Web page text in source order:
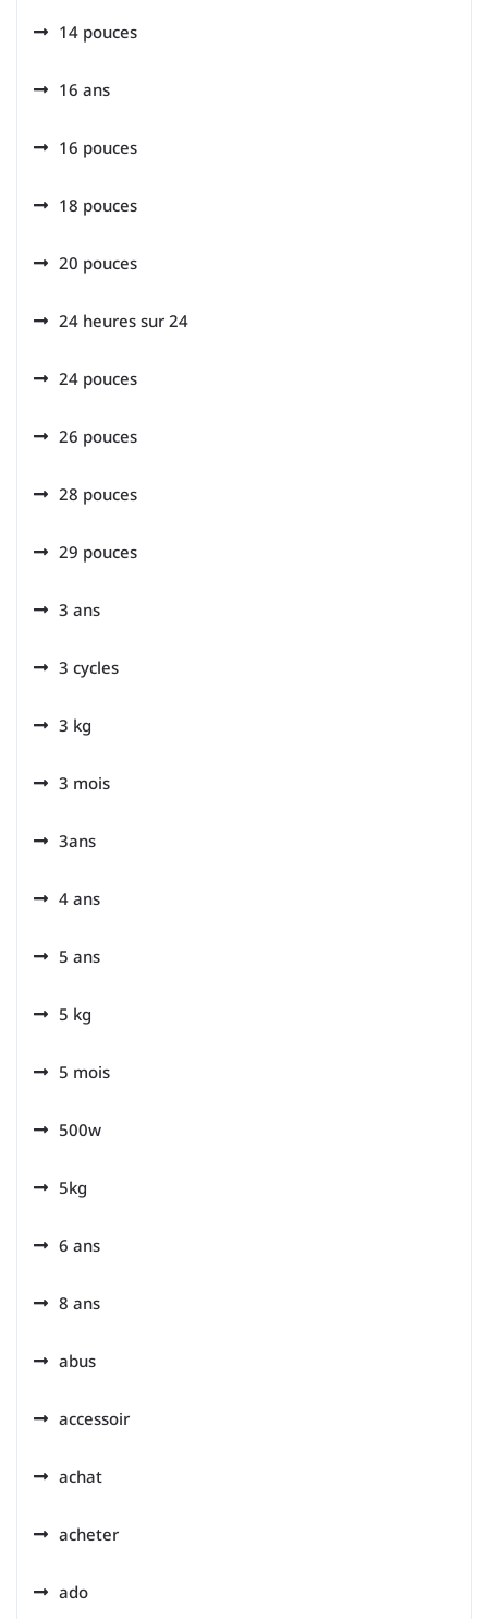
14 pouces
16 ans
16 pouces
18 pouces
20 pouces
24 heures sur 24
24 pouces
26 pouces
28 pouces
29 pouces
3 ans
3 cycles
3 kg
3 mois
3ans
4 ans
5 ans
5 kg
5 mois
500w
5kg
6 ans
8 ans
abus
accessoir
achat
acheter
ado